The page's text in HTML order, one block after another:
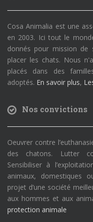
Cosa Animalia est une
en 2003. Ici tout le
donnés pour mission de
placer les chats. Nous
placés dans des
adoptés. En savoir plus,
Nos convictions
Oeuvrer contre
des chatons. Lutter
Sensibiliser à
animaux, domestiques
projet d’une société
aux hommes et aux
protection animale